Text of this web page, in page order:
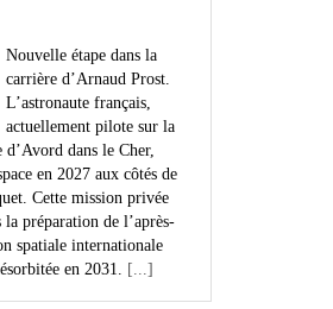
Nouvelle étape dans la
carrière d’Arnaud Prost.
L’astronaute français,
actuellement pilote sur la
d’Avord dans le Cher,
en 2027 aux côtés de
Cette mission privée
la préparation de l’après-
spatiale internationale
en 2031.
[...]